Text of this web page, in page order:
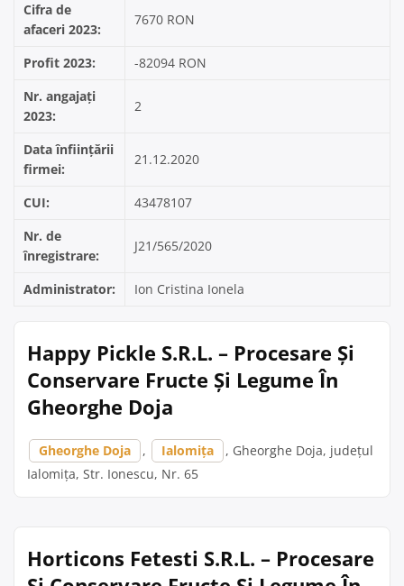
Cifra de
afaceri 2023:
7670 RON
Profit 2023:
-82094 RON
Nr. angajați
2023:
2
Data înființării
firmei:
21.12.2020
CUI:
43478107
Nr. de
înregistrare:
J21/565/2020
Administrator: Ion Cristina Ionela
Happy Pickle S.R.L. – Procesare Și
Conservare Fructe Și Legume În
Gheorghe Doja
Gheorghe Doja , Ialomița
, Gheorghe Doja, județul
Ialomița, Str. Ionescu, Nr. 65
Horticons Fetesti S.R.L. – Procesare